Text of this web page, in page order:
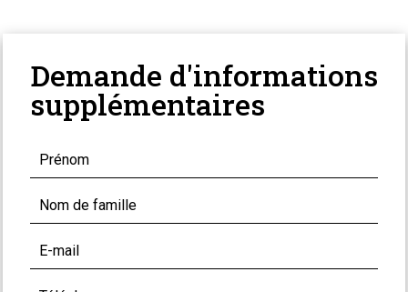
Demande d'informations
supplémentaires